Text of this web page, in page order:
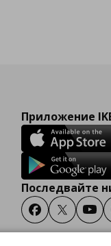
Приложение
Последвайте
FacebookTwitter